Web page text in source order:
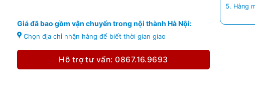
Giá đã bao gồm vận chuyển trong nội thành Hà Nội:
Chọn địa chỉ nhận hàng để biết thời gian giao
Hỗ trợ tư vấn: 0867.16.9693
Hàng